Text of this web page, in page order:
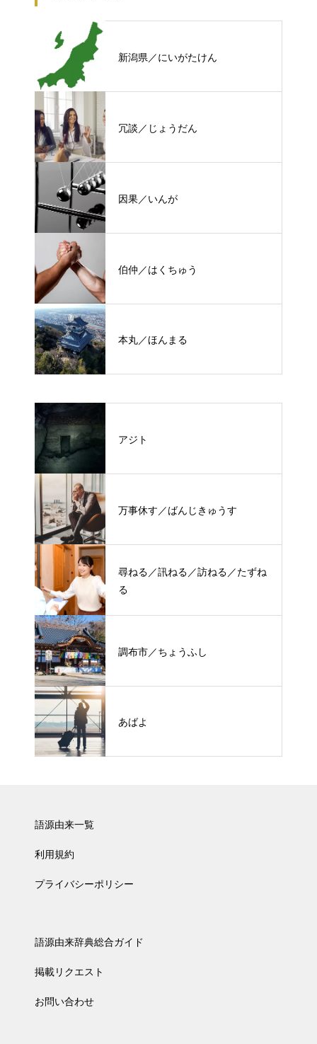
新潟県／にいがたけん
冗談／じょうだん
因果／いんが
伯仲／はくちゅう
本丸／ほんまる
アジト
万事休す／ばんじきゅうす
尋ねる／訊ねる／訪ねる／たずね
る
調布市／ちょうふし
あばよ
語源由来一覧
利用規約
プライバシーポリシー
語源由来辞典総合ガイド
掲載リクエスト
お問い合わせ